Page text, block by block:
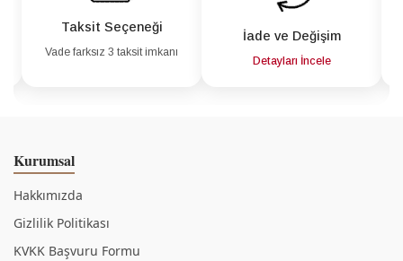
Taksit Seçeneği
Vade farksız 3 taksit imkanı
İade ve Değişim
Detayları İncele
Kurumsal
Hakkımızda
Gizlilik Politikası
KVKK Başvuru Formu